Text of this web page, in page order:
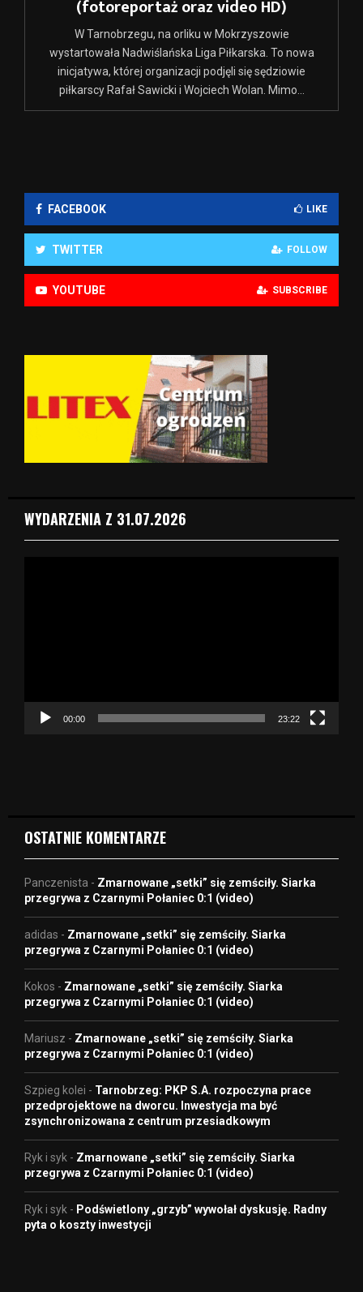
(fotoreportaż oraz video HD)
W Tarnobrzegu, na orliku w Mokrzyszowie
wystartowała Nadwiślańska Liga Piłkarska. To nowa
inicjatywa, której organizacji podjęli się sędziowie
piłkarscy Rafał Sawicki i Wojciech Wolan. Mimo...
FACEBOOK LIKE
TWITTER FOLLOW
YOUTUBE SUBSCRIBE
WYDARZENIA Z 31.07.2026
c
00:00 23:22
OSTATNIE KOMENTARZE
Panczenista - Zmarnowane „setki” się zemściły. Siarka
przegrywa z Czarnymi Połaniec 0:1 (video)
adidas - Zmarnowane „setki” się zemściły. Siarka
przegrywa z Czarnymi Połaniec 0:1 (video)
Kokos - Zmarnowane „setki” się zemściły. Siarka
przegrywa z Czarnymi Połaniec 0:1 (video)
Mariusz - Zmarnowane „setki” się zemściły. Siarka
przegrywa z Czarnymi Połaniec 0:1 (video)
Szpieg kolei - Tarnobrzeg: PKP S.A. rozpoczyna prace
przedprojektowe na dworcu. Inwestycja ma być
zsynchronizowana z centrum przesiadkowym
Ryk i syk - Zmarnowane „setki” się zemściły. Siarka
przegrywa z Czarnymi Połaniec 0:1 (video)
Ryk i syk - Podświetlony „grzyb” wywołał dyskusję. Radny
pyta o koszty inwestycji